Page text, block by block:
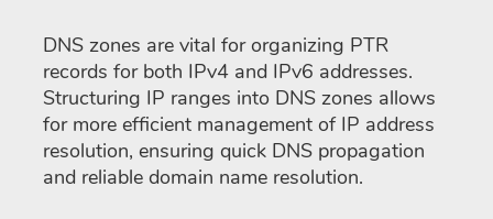
DNS zones are vital for organizing PTR
records for both IPv4 and IPv6 addresses.
Structuring IP ranges into DNS zones allows
for more efficient management of IP address
resolution, ensuring quick DNS propagation
and reliable domain name resolution.